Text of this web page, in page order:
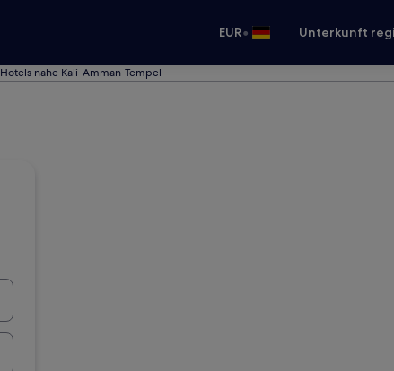
EUR• Unterkunft
Hotels nahe Kali-Amman-Tempel